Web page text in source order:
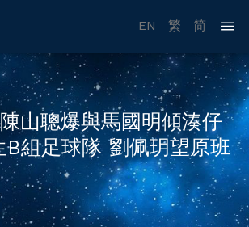
EN 繁 简
山聰爆與馬國明傾湊仔
組足球隊 劉佩玥望原班